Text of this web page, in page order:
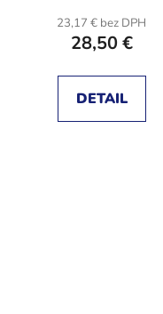
23,17 € bez DPH
28,50 €
DETAIL